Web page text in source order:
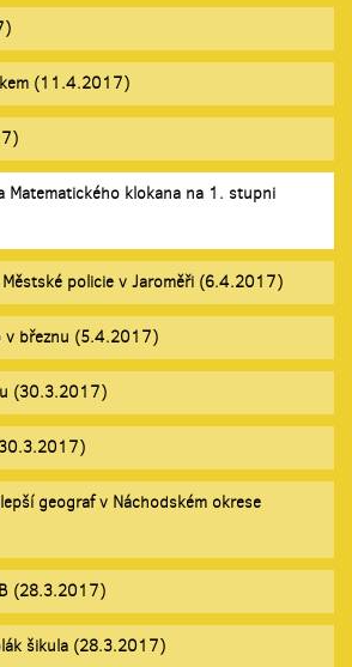
(11.4.2017)
Matematického klokana na 1. stupni
policie v Jaroměři (6.4.2017)
v březnu (5.4.2017)
(30.3.2017)
geograf v Náchodském okrese
(28.3.2017)
šikula (28.3.2017)